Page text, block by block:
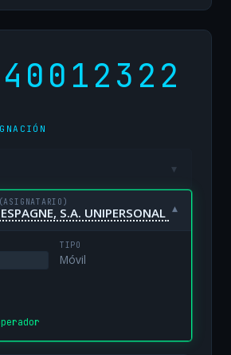
▾
S.A. UNIPERSONAL ▾
TIPO
Móvil